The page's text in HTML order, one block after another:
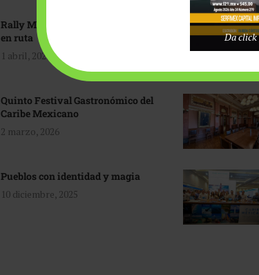
Rally Maya: Herencia automotriz
en ruta
1 abril, 2026
Quinto Festival Gastronómico del
Caribe Mexicano
2 marzo, 2026
Pueblos con identidad y magia
10 diciembre, 2025
Da click